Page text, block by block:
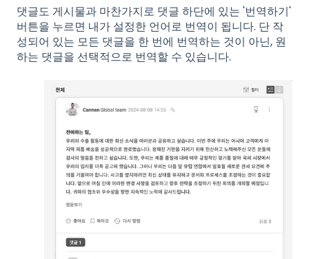
댓글도 게시물과 마찬가지로 댓글 하단에 있는 '번역하기'
버튼을 누르면 내가 설정한 언어로 번역이 됩니다. 단 작
성되어 있는 모든 댓글을 한 번에 번역하는 것이 아닌, 원
하는 댓글을 선택적으로 번역할 수 있습니다.